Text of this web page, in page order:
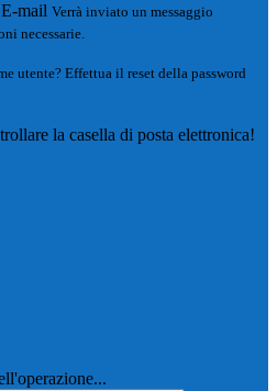
E-mail Verrà inviato un messaggio
necessarie.
utente? Effettua il reset della password
la casella di posta elettronica!